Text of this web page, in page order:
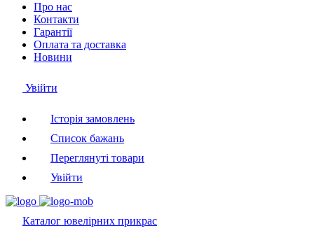
Про нас
Контакти
Гарантії
Оплата та доставка
Новини
Увійти
Історія замовлень
Список бажань
Переглянуті товари
Увійти
Каталог ювелірних прикрас